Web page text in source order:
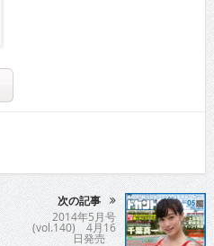
次の記事
2014年5月号
(vol.140) 4月16
日発売